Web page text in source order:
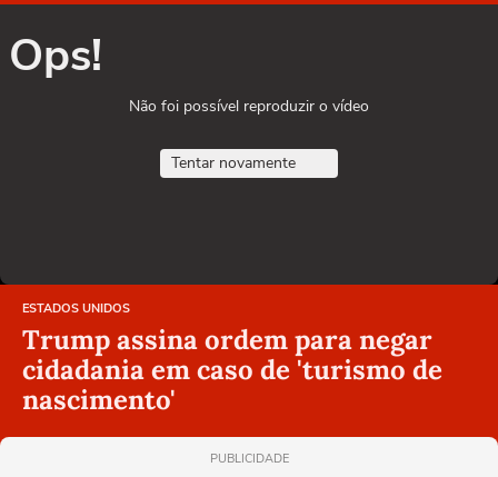
Ops!
Não foi possível reproduzir o vídeo
Tentar novamente
ESTADOS UNIDOS
Trump assina ordem para negar
cidadania em caso de 'turismo de
nascimento'
PUBLICIDADE